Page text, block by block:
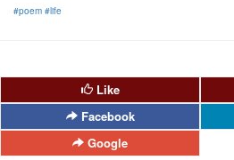
#poem #life
Like
Facebook
Google